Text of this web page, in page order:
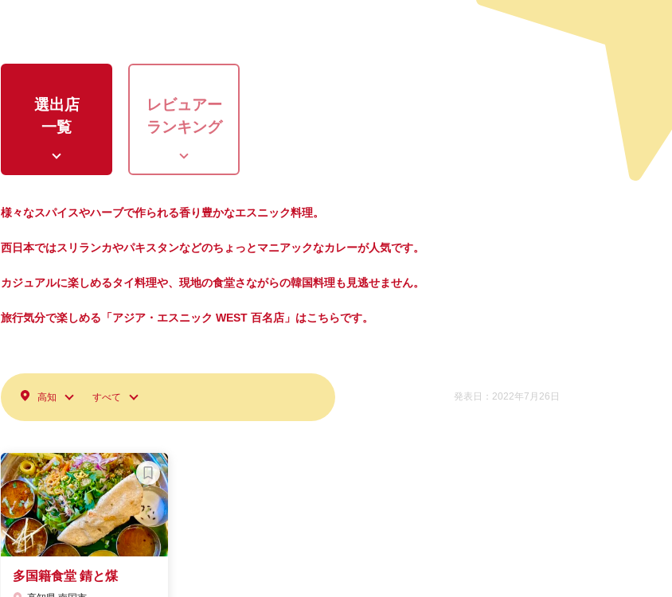
選出店
一覧
レビュアー
ランキング
様々なスパイスやハーブで作られる香り豊かなエスニック料理。
西日本ではスリランカやパキスタンなどのちょっとマニアックなカレーが人気です。
カジュアルに楽しめるタイ料理や、現地の食堂さながらの韓国料理も見逃せません。
旅行気分で楽しめる「アジア・エスニック WEST 百名店」はこちらです。
高知 すべて 発表日：2022年7月26日
多国籍食堂 錆と煤